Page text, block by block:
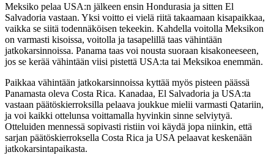
Meksiko pelaa USA:n jälkeen ensin Hondurasia ja sitten El
Salvadoria vastaan. Yksi voitto ei vielä riitä takaamaan kisapaikkaa,
vaikka se siitä todennäköisen tekeekin. Kahdella voitolla Meksikon
on varmasti kisoissa, voitolla ja tasapelillä taas vähintään
jatkokarsinnoissa. Panama taas voi nousta suoraan kisakoneeseen,
jos se kerää vähintään viisi pistettä USA:ta tai Meksikoa enemmän.
Paikkaa vähintään jatkokarsinnoissa kyttää myös pisteen päässä
Panamasta oleva Costa Rica. Kanadaa, El Salvadoria ja USA:ta
vastaan päätöskierroksilla pelaava joukkue mielii varmasti Qatariin,
ja voi kaikki ottelunsa voittamalla hyvinkin sinne selviytyä.
Otteluiden mennessä sopivasti ristiin voi käydä jopa niinkin, että
sarjan päätöskierroksella Costa Rica ja USA pelaavat keskenään
jatkokarsintapaikasta.